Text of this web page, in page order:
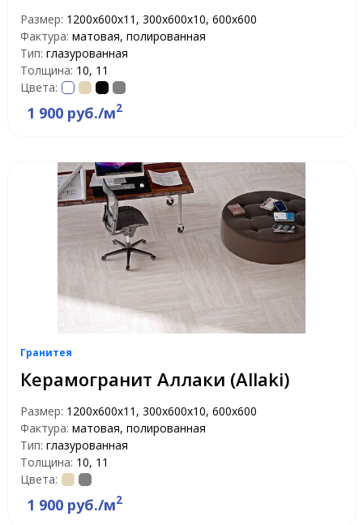
Размер: 1200х600х11, 300х600х10, 600х600
Фактура: матовая, полированная
Тип: глазурованная
Толщина: 10, 11
Цвета:
1 900 руб./м2
Гранитея
Керамогранит Аллаки (Allaki)
Размер: 1200х600х11, 300х600х10, 600х600
Фактура: матовая, полированная
Тип: глазурованная
Толщина: 10, 11
Цвета:
1 900 руб./м2